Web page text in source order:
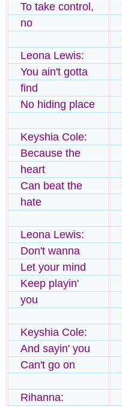
To take control,
no
Leona Lewis:
You ain't gotta
find
No hiding place
Keyshia Cole:
Because the
heart
Can beat the
hate
Leona Lewis:
Don't wanna
Let your mind
Keep playin'
you
Keyshia Cole:
And sayin' you
Can't go on
Rihanna: